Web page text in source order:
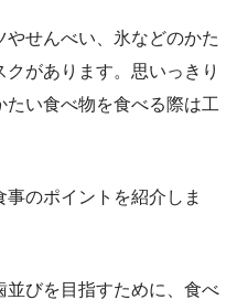
やせんべい、氷などのかた
があります。思いっきり
い食べ物を食べる際は工
のポイントを紹介しま
びを目指すために、食べ